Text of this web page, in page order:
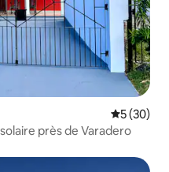
5 (30)
près de Varadero